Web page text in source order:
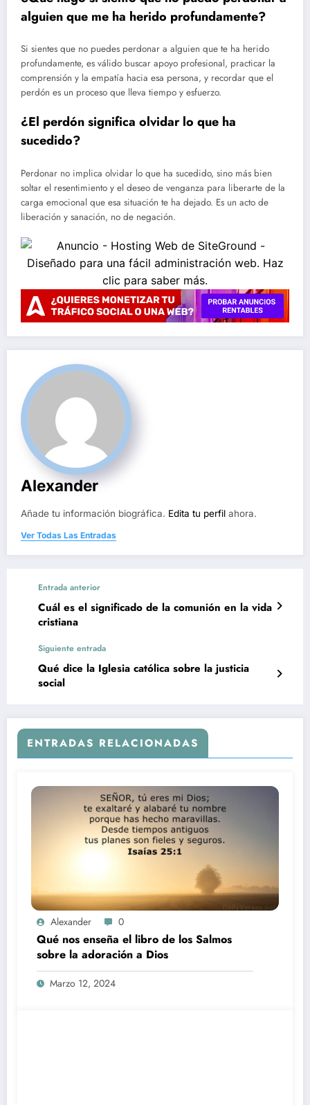
alguien que me ha herido profundamente?
Si sientes que no puedes perdonar a alguien que te ha herido
profundamente, es válido buscar apoyo profesional, practicar la
comprensión y la empatía hacia esa persona, y recordar que el
perdón es un proceso que lleva tiempo y esfuerzo.
¿El perdón significa olvidar lo que ha
sucedido?
Perdonar no implica olvidar lo que ha sucedido, sino más bien
soltar el resentimiento y el deseo de venganza para liberarte de la
carga emocional que esa situación te ha dejado. Es un acto de
liberación y sanación, no de negación.
Alexander
Añade tu información biográfica. Edita tu perfil ahora.
Ver Todas Las Entradas
Entrada anterior
Cuál es el significado de la comunión en la vida
cristiana
Siguiente entrada
Qué dice la Iglesia católica sobre la justicia
social
ENTRADAS RELACIONADAS
Alexander 0
Qué nos enseña el libro de los Salmos
sobre la adoración a Dios
Marzo 12, 2024